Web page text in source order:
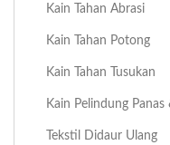
Kain Tahan Abrasi
Kain Tahan Potong
Kain Tahan Tusukan
Kain Pelindung
Tekstil Didaur Ulang